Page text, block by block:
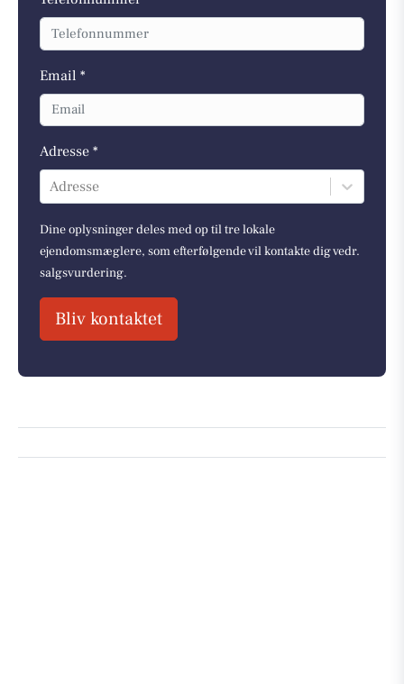
Email *
Adresse *
Adresse
Dine oplysninger deles med op til tre lokale
ejendomsmæglere, som efterfølgende vil kontakte dig vedr.
salgsvurdering.
Bliv kontaktet